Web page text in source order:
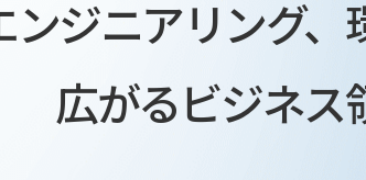
ジニアリング、
広がるビジネス